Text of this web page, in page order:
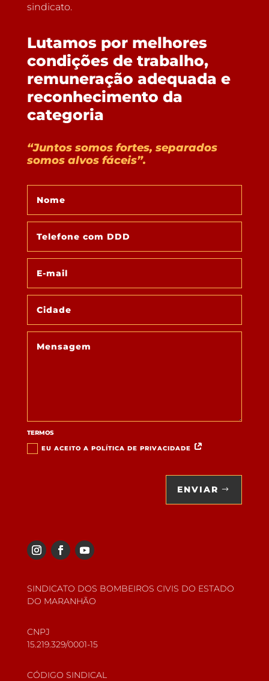
sindicato.
Lutamos por melhores
condições de trabalho,
remuneração adequada e
reconhecimento da
categoria
“Juntos somos fortes, separados
somos alvos fáceis”.
TERMOS
EU ACEITO A POLÍTICA DE PRIVACIDADE
ENVIAR
SINDICATO DOS BOMBEIROS CIVIS DO ESTADO
DO MARANHÃO
CNPJ
15.219.329/0001-15
CÓDIGO SINDICAL